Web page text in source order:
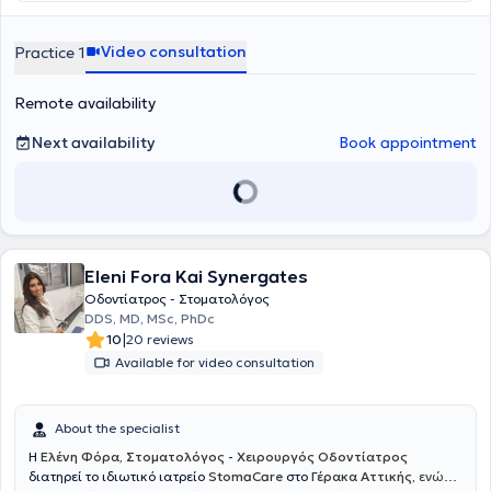
and seminars as part of her continuous professional development.
Practice 1 Video consultation
Remote availability
Next availability
Book appointment
Eleni Fora Kai Synergates
Οδοντίατρος - Στοματολόγος
DDS, MD, MSc, PhDc
10|20 reviews
Available for video consultation
About the specialist
Η Ελένη Φόρα, Στοματολόγος - Χειρουργός Οδοντίατρος
διατηρεί το ιδιωτικό ιατρείο StomaCare στο Γέρακα Αττικής, ενώ